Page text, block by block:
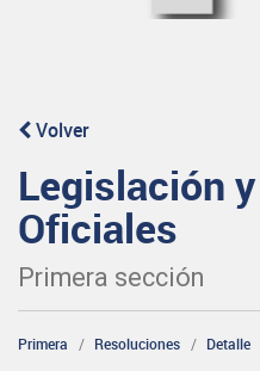
Volver
Legislación
Oficiales
Primera sección
Primera Resoluciones Detalle